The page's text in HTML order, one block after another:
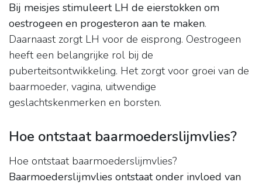
Bij meisjes stimuleert LH de eierstokken om
oestrogeen en progesteron aan te maken.
Daarnaast zorgt LH voor de eisprong. Oestrogeen
heeft een belangrijke rol bij de
puberteitsontwikkeling. Het zorgt voor groei van de
baarmoeder, vagina, uitwendige
geslachtskenmerken en borsten.
Hoe ontstaat baarmoederslijmvlies?
Hoe ontstaat baarmoederslijmvlies?
Baarmoederslijmvlies ontstaat onder invloed van